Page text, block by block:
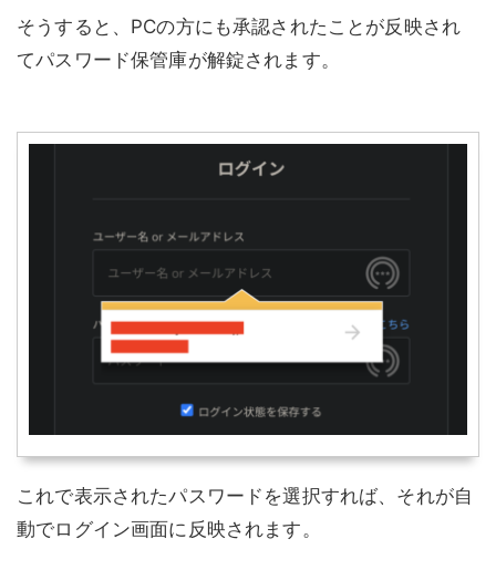
そうすると、PCの方にも承認されたことが反映され
てパスワード保管庫が解錠されます。
これで表示されたパスワードを選択すれば、それが自
動でログイン画面に反映されます。